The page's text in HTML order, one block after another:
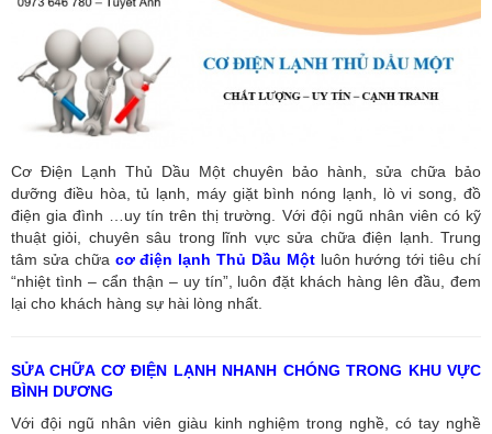
Cơ Điện Lạnh Thủ Dầu Một chuyên bảo hành, sửa chữa bảo
dưỡng điều hòa, tủ lạnh, máy giặt bình nóng lạnh, lò vi song, đồ
điện gia đình …uy tín trên thị trường. Với đội ngũ nhân viên có kỹ
thuật giỏi, chuyên sâu trong lĩnh vực sửa chữa điện lạnh. Trung
tâm sửa chữa cơ điện lạnh Thủ Dầu Mộtluôn hướng tới tiêu chí
“nhiệt tình – cẩn thận – uy tín”, luôn đặt khách hàng lên đầu, đem
lại cho khách hàng sự hài lòng nhất.
SỬA CHỮA CƠ ĐIỆN LẠNH NHANH CHÓNG TRONG KHU VỰC
BÌNH DƯƠNG
Với đội ngũ nhân viên giàu kinh nghiệm trong nghề, có tay nghề